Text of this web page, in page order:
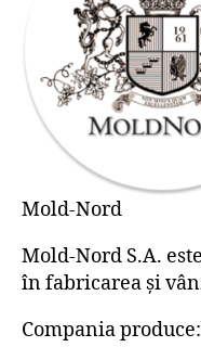
Mold-Nord
Mold-Nord S.A.
în fabricarea şi
Compania